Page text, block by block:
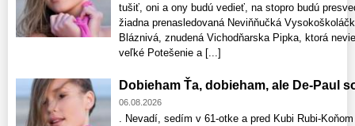
tušiť, oni a ony budú vedieť, na stopro budú
žiadna prenasledovaná Neviňňučká
Bláznivá, znudená Vichodňarska Pipka, ktorá
veľké Potešenie a [...]
Dobieham Ťa, dobieham, ale De-Paul
06.08.2026
. Nevadí, sedím v 61-otke a pred Kubi Rubi-